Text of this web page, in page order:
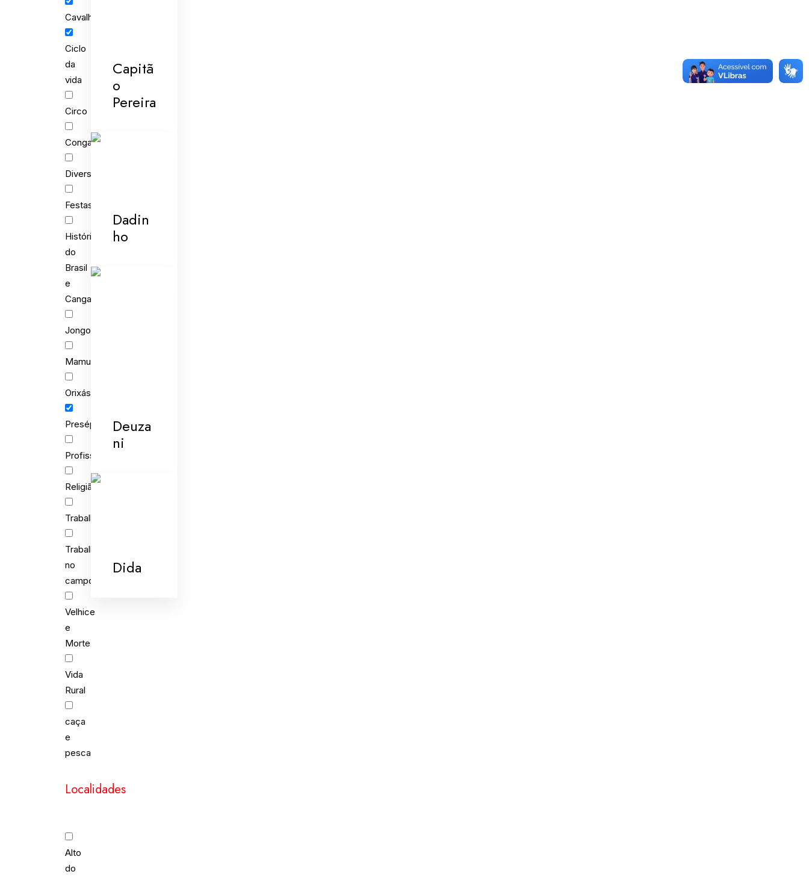
Cavalhada
Ciclo
da
vida
Circo
Congada
Diversões
Festas
História
do
Brasil
e
Cangaço
Jongo
Mamulengo
Orixás
Presépios
Profissões
Religião
Trabalho
Trabalho
no
campo
Velhice
e
Morte
Vida
Rural
caça
e
pesca
Localidades
Alto
do
Capitã
o
Pereira
Dadin
ho
Deuza
ni
Dida